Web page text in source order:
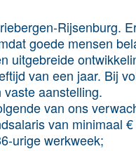
Rijsenburg.
goede mensen
uitgebreide
van een jaar. Bij
aanstelling.
van ons
van minimaal
urige werkweek;